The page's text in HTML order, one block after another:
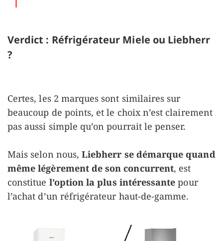
Verdict : Réfrigérateur Miele ou Liebherr
?
Certes, les 2 marques sont similaires sur
beaucoup de points, et le choix n’est clairement
pas aussi simple qu’on pourrait le penser.
Mais selon nous,Liebherr se démarque quand
même légèrement de son concurrent, est
constitue l’option la plus intéressante pour
l’achat d’un réfrigérateur haut-de-gamme.